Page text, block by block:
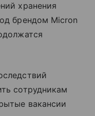
хранения
брендом Micron
сотрудникам
вакансии